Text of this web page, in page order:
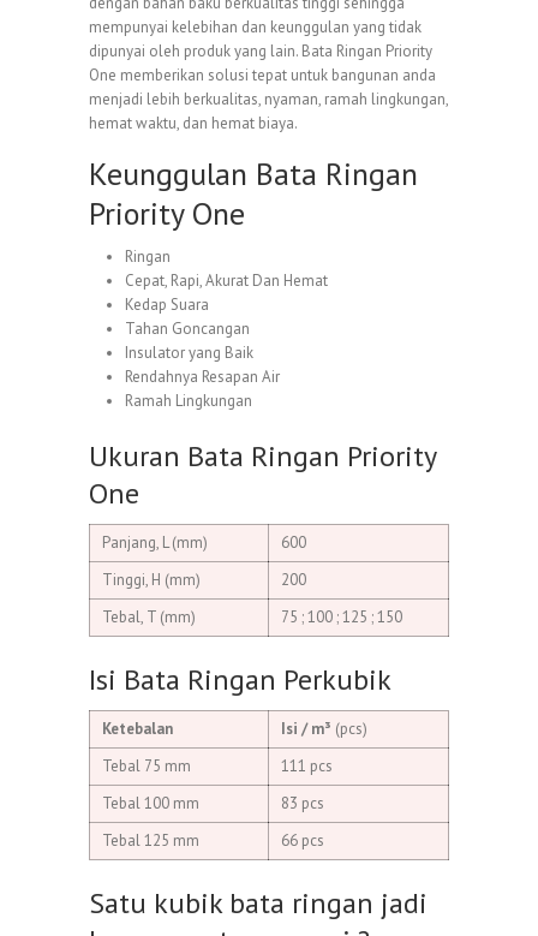
mempunyai kelebihan dan keunggulan yang tidak
dipunyai oleh produk yang lain. Bata Ringan Priority
One memberikan solusi tepat untuk bangunan anda
menjadi lebih berkualitas, nyaman, ramah lingkungan,
hemat waktu, dan hemat biaya.
Keunggulan Bata Ringan
Priority One
Ringan
Cepat, Rapi, Akurat Dan Hemat
Kedap Suara
Tahan Goncangan
Insulator yang Baik
Rendahnya Resapan Air
Ramah Lingkungan
Ukuran Bata Ringan Priority
One
Panjang, L (mm)
600
Tinggi, H (mm)
200
Tebal, T (mm)
75 ; 100 ; 125 ; 150
Isi Bata Ringan Perkubik
Ketebalan Isi / m³ (pcs)
Tebal 75 mm
111 pcs
Tebal 100 mm
83 pcs
Tebal 125 mm
66 pcs
Satu kubik bata ringan jadi